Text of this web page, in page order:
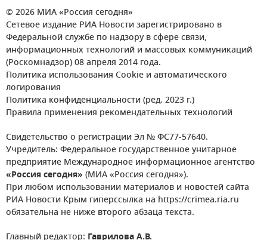
© 2026 МИА «Россия сегодня»
Сетевое издание РИА Новости зарегистрировано в
Федеральной службе по надзору в сфере связи,
информационных технологий и массовых коммуникаций
(Роскомнадзор) 08 апреля 2014 года.
Политика использования Cookie и автоматического
логирования
Политика конфиденциальности (ред. 2023 г.)
Правила применения рекомендательных технологий
Свидетельство о регистрации Эл № ФС77-57640.
Учредитель: Федеральное государственное унитарное
предприятие Международное информационное агентство
«Россия сегодня» (МИА «Россия сегодня»).
При любом использовании материалов и новостей сайта
РИА Новости Крым гиперссылка на https://crimea.ria.ru
обязательна не ниже второго абзаца текста.